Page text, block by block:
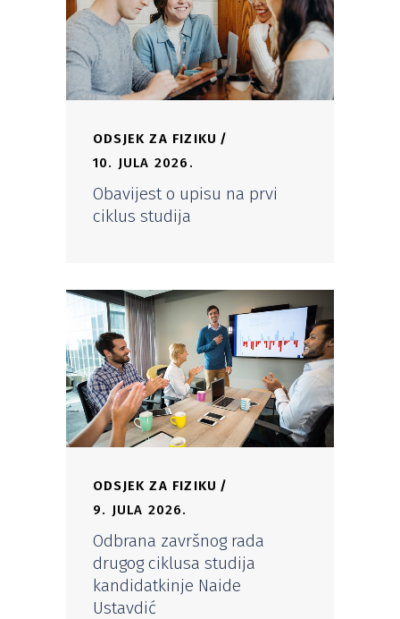
ODSJEK ZA FIZIKU
10. JULA 2026.
Obavijest o upisu na prvi
ciklus studija
ODSJEK ZA FIZIKU
9. JULA 2026.
Odbrana završnog rada
drugog ciklusa studija
kandidatkinje Naide
Ustavdić